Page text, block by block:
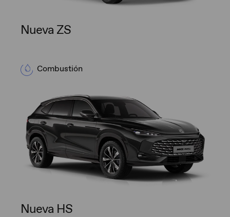
Nueva ZS
Combustión
Nueva HS